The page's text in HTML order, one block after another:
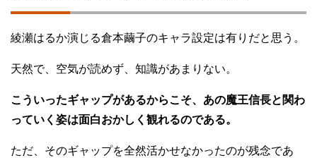
綾瀬はるか演じる倉本繭子のキャラ設定は有りだと思う。
天然で、空気が読めず、知識があまりない。
こういったギャップがあるからこそ、あの魔王信長と関わ
っていく姿は面白おかしく観れるのである。
ただ、そのギャップを全然活かせなかったのが残念であ